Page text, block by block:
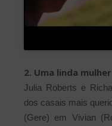
2. Uma linda
Julia Roberts e
dos casais mais
(Gere) em Vivian